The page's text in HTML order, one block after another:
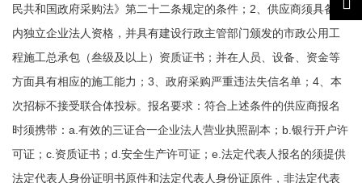
民共和国政府采购法》第二十二条规定的条件；2、供应商须具备国
内独立企业法人资格，并具有建设行政主管部门颁发的市政公用工
程施工总承包（叁级及以上）资质证书；并在人员、设备、资金等
方面具有相应的施工能力；3、政府采购严重违法失信名单；4、本
次招标不接受联合体投标。报名要求：符合上述条件的供应商报名
时须携带：a.有效的三证合一企业法人营业执照副本；b.银行开户许
可证；c.资质证书；d.安全生产许可证；e.法定代表人报名的须提供
法定代表人身份证明书原件和法定代表人身份证原件，非法定代表